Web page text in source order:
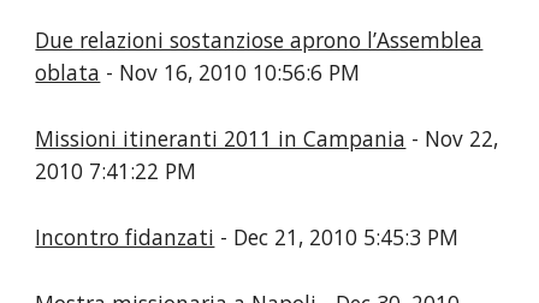
Due relazioni sostanziose aprono l’Assemblea
oblata - Nov 16, 2010 10:56:6 PM
Missioni itineranti 2011 in Campania - Nov 22,
2010 7:41:22 PM
Incontro fidanzati - Dec 21, 2010 5:45:3 PM